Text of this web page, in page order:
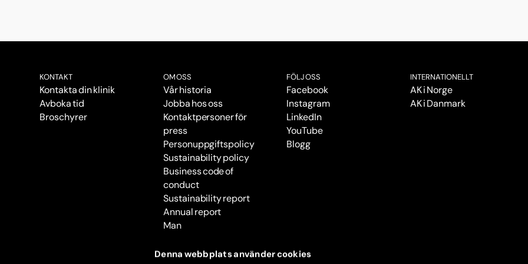
Denna webbplats använder cookies
KONTAKT
Kontakta din klinik
Avboka tid
Broschyrer
OM OSS
Vår historia
Jobba hos oss
Kontaktpersoner för
press
Personuppgiftspolicy
Sustainability policy
Business code of
conduct
Sustainability report
Annual report
Man
FÖLJ OSS
Facebook
Instagram
LinkedIn
YouTube
Blogg
INTERNATIONELLT
AK i Norge
AK i Danmark